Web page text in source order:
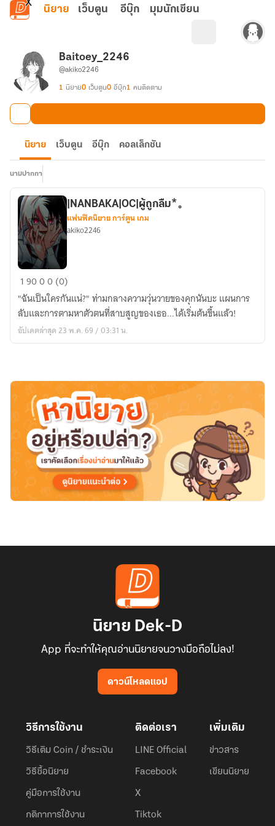
ข้ามไปยังเนื้อหาหลัก
นิยาย เว็บตูน อีบุ๊ก มุมนักเขียน
Baitoey_2246
@akiko2246
1 นิยาย0 เว็บตูน0 อีบุ๊ก1 คนติดตาม
นิยาย เว็บตูน อีบุ๊ก คอลเล็กชัน
นามปากกา
|NANBAKA|OC|
ถูก
ลืม*⁠。
|NANBAKA|OC|ผู้ถูกลืม*⁠。
แฟนฟิคนิยาย การ์ตูน เกม
akiko2246
19000 (0)
"ฉันเป็นใครกันแน่?" ท่ามกลางความวุ่นวายของคุกนันบะ แผนการ
ลับและการตามหาตัวตนที่สาบสูญของเธอ...ได้เริ่มต้นขึ้นแล้ว!
อัปเดตล่าสุด 23 พ.ค. 69 / 03:31 น.
นิยาย Dek-D
App ที่จะทำให้คุณอ่านนิยายจนวางมือถือไม่ลง!
ดาวน์โหลดแอป
วิธีการใช้งาน
วิธีเติม Coin / ชำระเงิน
วิธีซื้อนิยาย
คู่มือการใช้งาน
กติกาการใช้งาน
ติดต่อเรา
LINE Official
Facebook
X
Tiktok
เพิ่มเติม
ข่าวสาร
เขียนนิยาย